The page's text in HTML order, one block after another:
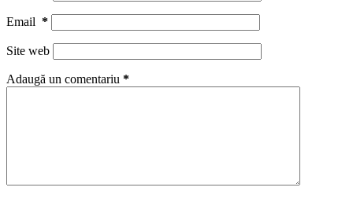
Email *
Site web
Adaugă un comentariu *